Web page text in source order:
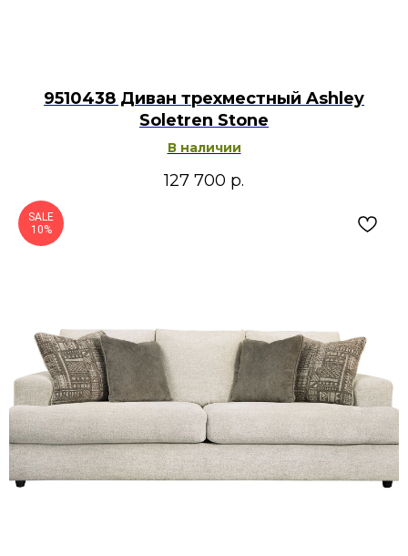
9510438 Диван трехместный Ashley
Soletren Stone
В наличии
127 700 р.
SALE
10%